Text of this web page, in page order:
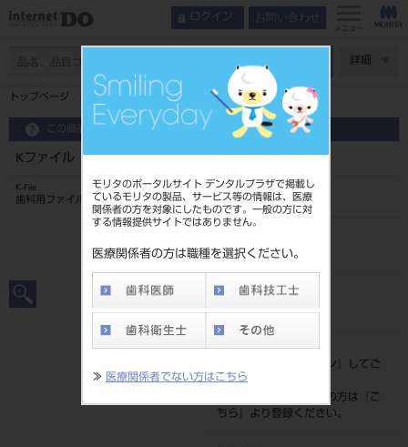
モリタのポータルサイト デンタルプラザで掲載し
ているモリタの製品、サービス等の情報は、医療
関係者の方を対象にしたものです。一般の方に対
する情報提供サイトではありません。
医療関係者の方は職種を選択ください。
≫ 医療関係者でない方はこちら
ログイン お問い合わせ
メニュー
詳細
トップページ Kファイル 28mm 6入 ＃120
この商品に関するお問い合わせ
Kファイル 28mm 6入 ＃120
K-File
歯科用ファイル
202390062120
JAN/EANコード
標準価格
ログイン
』してご
覧ください。
ネット会員登録がまだの方は『
こ
ちら
』より登録ください。